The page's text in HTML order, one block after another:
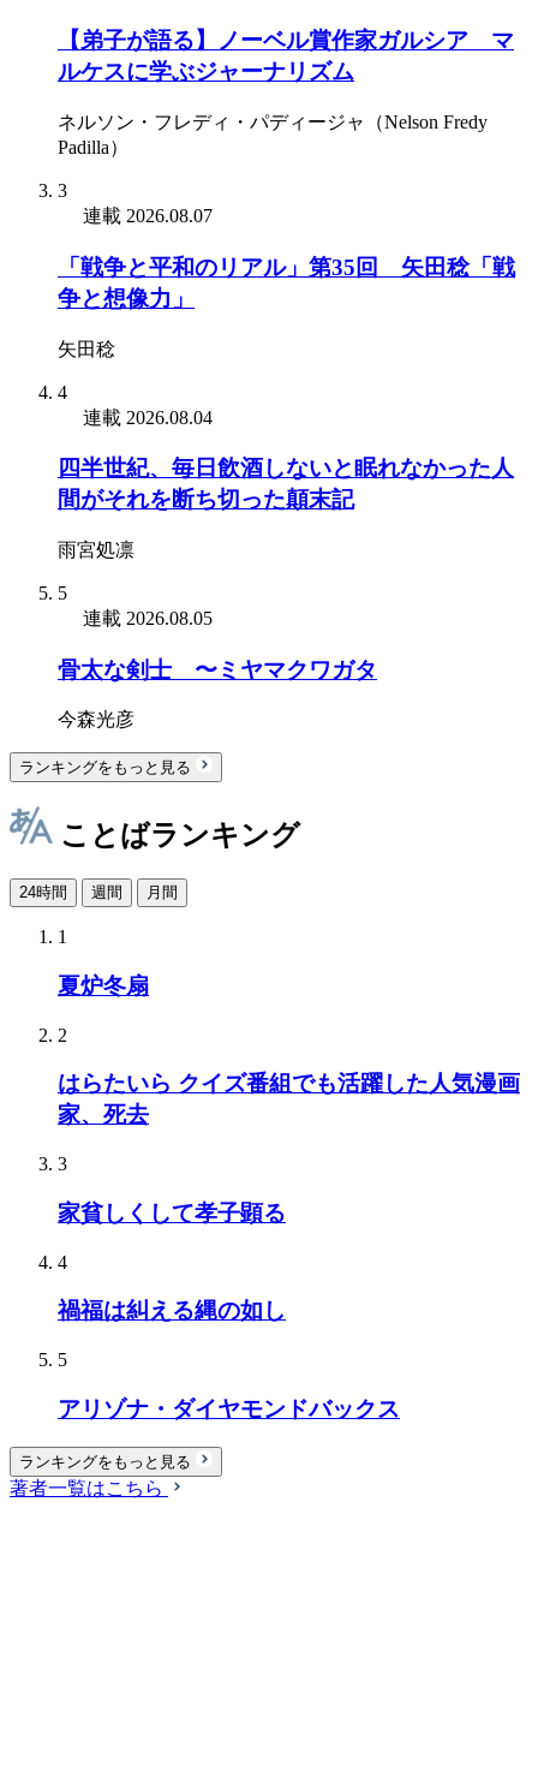
【弟子が語る】ノーベル賞作家ガルシア゠マ
ルケスに学ぶジャーナリズム
ネルソン・フレディ・パディージャ（Nelson Fredy
Padilla）
3
連載 2026.08.07
「戦争と平和のリアル」第35回 矢田稔「戦
争と想像力」
矢田稔
4
連載 2026.08.04
四半世紀、毎日飲酒しないと眠れなかった人
間がそれを断ち切った顛末記
雨宮処凛
5
連載 2026.08.05
骨太な剣士 〜ミヤマクワガタ
今森光彦
ランキングをもっと見る
ことばランキング
24時間 週間 月間
1
夏炉冬扇
2
はらたいら クイズ番組でも活躍した人気漫画
家、死去
3
家貧しくして孝子顕る
4
禍福は糾える縄の如し
5
アリゾナ・ダイヤモンドバックス
ランキングをもっと見る
著者一覧はこちら